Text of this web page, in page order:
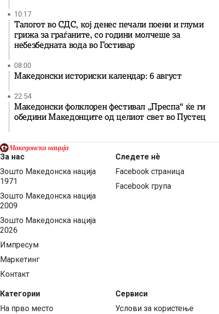
10:17
Талогот во СДС, кој денес печали поени и глуми
грижа за граѓаните, со години молчеше за
небезбедната вода во Гостивар
08:00
Македонски историски календар: 6 август
22:54
Македонски фолклорен фестивал „Преспа“ ќе ги
обедини Македонците од целиот свет во Пустец
За нас
Зошто Македонска нација
1971
Зошто Македонска нација
2009
Зошто Македонска нација
2026
Импресум
Маркетинг
Контакт
Категории
На прво место
Следете нѐ
Facebook страница
Facebook група
Сервиси
Услови за користење